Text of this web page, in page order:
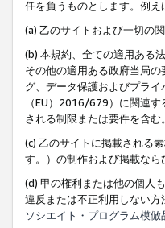
任を負うものとします。例
(a) 乙のサイトおよび一切の
(b) 本規約、全ての適用ある
その他の適用ある政府当局
グ、データ保護およびプラ
（EU）2016/679）に関連
される制限または要件を含
(c) 乙のサイトに掲載される
す。）の制作および掲載な
(d) 甲の権利または他の個人
違反または不正利用しない
ソシエイト・プログラム模倣